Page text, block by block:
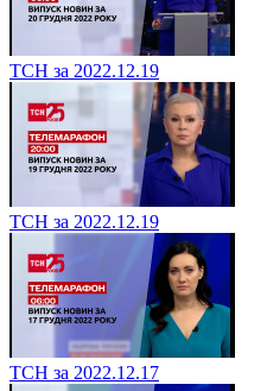
ТСН за 2022.12.19
ТСН за 2022.12.19
ТСН за 2022.12.17